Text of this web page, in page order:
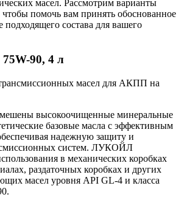
масел. Рассмотрим варианты
помочь вам принять обоснованное
состава для вашего
90, 4 л
высокоочищенные минеральные
базовые масла с эффективным
надежную защиту и
систем. ЛУКОЙЛ
в механических коробках
раздаточных коробках и других
масел уровня API GL-4 и класса